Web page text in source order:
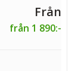
från 1 890:-